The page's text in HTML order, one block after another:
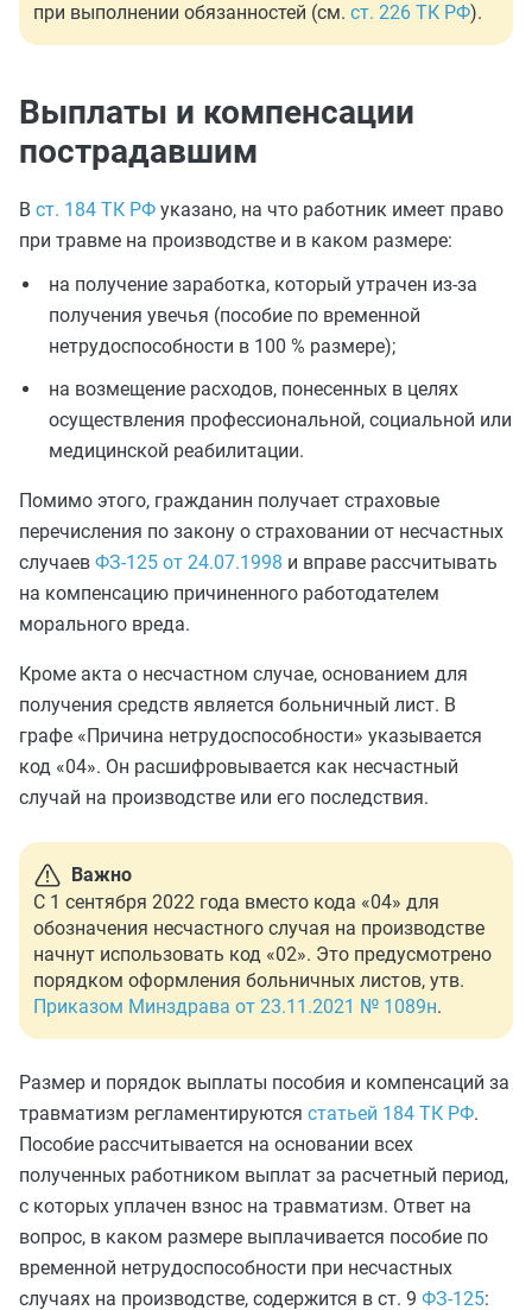
при выполнении обязанностей (см. ст. 226 ТК РФ).
Выплаты и компенсации
пострадавшим
В ст. 184 ТК РФ указано, на что работник имеет право
при травме на производстве и в каком размере:
на получение заработка, который утрачен из-за
получения увечья (пособие по временной
нетрудоспособности в 100 % размере);
на возмещение расходов, понесенных в целях
осуществления профессиональной, социальной или
медицинской реабилитации.
Помимо этого, гражданин получает страховые
перечисления по закону о страховании от несчастных
случаев ФЗ-125 от 24.07.1998 и вправе рассчитывать
на компенсацию причиненного работодателем
морального вреда.
Кроме акта о несчастном случае, основанием для
получения средств является больничный лист. В
графе «Причина нетрудоспособности» указывается
код «04». Он расшифровывается как несчастный
случай на производстве или его последствия.
Важно
С 1 сентября 2022 года вместо кода «04» для
обозначения несчастного случая на производстве
начнут использовать код «02». Это предусмотрено
порядком оформления больничных листов, утв.
Приказом Минздрава от 23.11.2021 № 1089н.
Размер и порядок выплаты пособия и компенсаций за
травматизм регламентируются статьей 184 ТК РФ.
Пособие рассчитывается на основании всех
полученных работником выплат за расчетный период,
с которых уплачен взнос на травматизм. Ответ на
вопрос, в каком размере выплачивается пособие по
временной нетрудоспособности при несчастных
случаях на производстве, содержится в ст. 9 ФЗ-125: